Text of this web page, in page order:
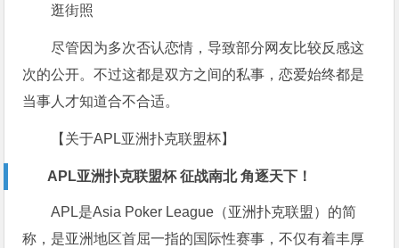
逛街照
尽管因为多次否认恋情，导致部分网友比较反感这
次的公开。不过这都是双方之间的私事，恋爱始终都是
当事人才知道合不合适。
【关于APL亚洲扑克联盟杯】
APL亚洲扑克联盟杯 征战南北 角逐天下！
APL是Asia Poker League（亚洲扑克联盟）的简
称，是亚洲地区首屈一指的国际性赛事，不仅有着丰厚